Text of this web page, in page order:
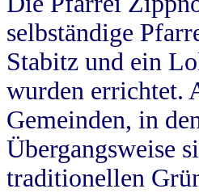
selbständige
Stabitz und ein
wurden errichtet.
Gemeinden, in
Übergangsweise
traditionellen